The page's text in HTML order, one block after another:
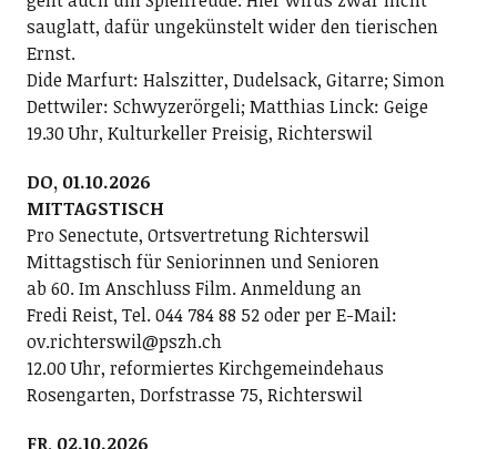
sauglatt, dafür ungekünstelt wider den tierischen
Ernst.
Dide Marfurt: Halszitter, Dudelsack, Gitarre; ­Simon
Dettwiler: Schwyzerörgeli; Matthias Linck: Geige
19.30 Uhr, Kulturkeller Preisig, Richterswil
DO, 01.10.2026
MITTAGSTISCH
Pro Senectute, Ortsvertretung Richterswil
Mittagstisch für Seniorinnen und Senioren
ab 60. Im Anschluss Film. Anmeldung an
Fredi Reist, Tel. 044 784 88 52 oder per E-Mail:
ov.richterswil@pszh.ch
12.00 Uhr, reformiertes Kirchgemeindehaus
Rosengarten, Dorfstrasse 75, Richterswil
FR, 02.10.2026